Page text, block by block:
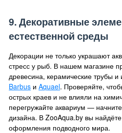
9. Декоративные
естественной среды
Декорации не только украшают
стресс у рыб. В нашем магазине
древесина, керамические трубы и
Barbus и Aquael. Проверяйте,
острых краев и не влияли на
перегружайте аквариум —
дизайна. В ZooAqua.by вы
оформления подводного мира.